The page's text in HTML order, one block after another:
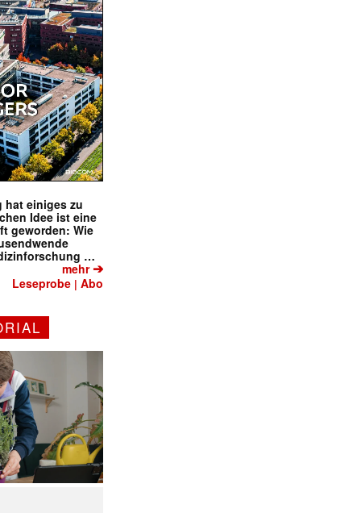
hat einiges zu
Idee ist eine
geworden: Wie
…
mehr➔
Leseprobe |Abo